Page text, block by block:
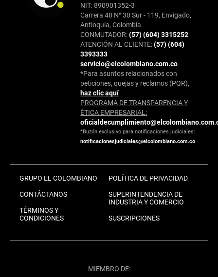
NIT: 890901352-3
Carrera 48 N° 30 Sur - 119, Envigado,
Antioquia, Colombia.
CONMUTADOR:(57) (604) 3315252
ATENCIÓN AL CLIENTE:(57) (604)
3393333
servicio@elcolombiano.com.co
*Para asuntos relacionados con
peticiones, quejas y reclamos (PQR),
haz clic aquí
PROGRAMA DE TRANSPARENCIA Y
ÉTICA EMPRESARIAL:
*Buzón exclusivo para notificaciones judiciales:
notificacionesjudiciales@elcolombiano.com.co
GRUPO EL COLOMBIANO
CONTÁCTANOS
TÉRMINOS Y
CONDICIONES
POLÍTICA DE PRIVACIDAD
SUPERINTENDENCIA DE
INDUSTRIA Y COMERCIO
SUSCRIPCIONES
MIEMBRO DE: